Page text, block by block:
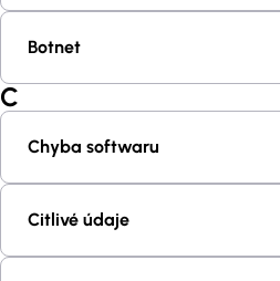
Botnet
C
Chyba softwaru
Citlivé údaje